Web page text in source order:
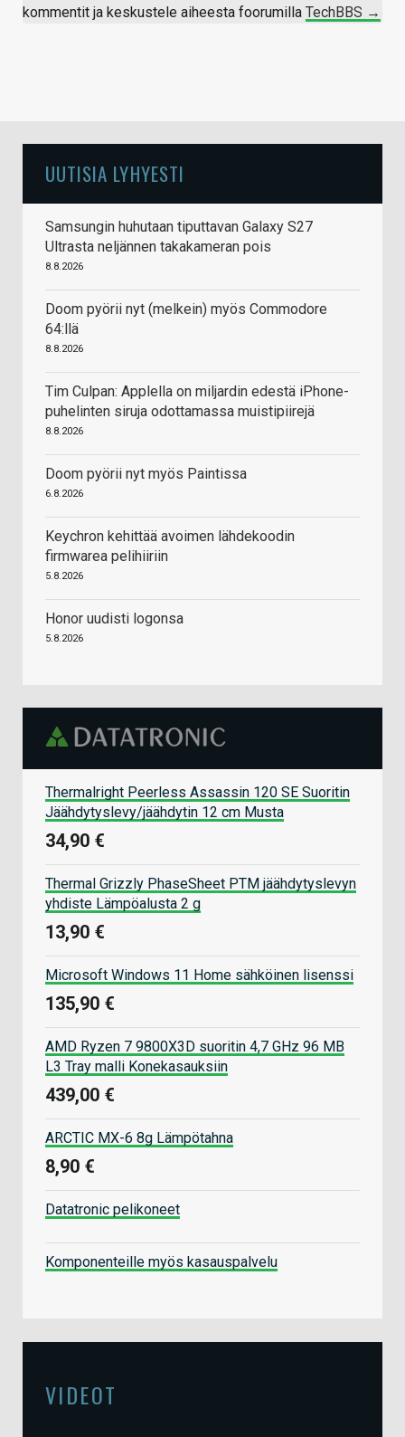
kommentit ja keskustele aiheesta foorumilla TechBBS →
UUTISIA LYHYESTI
Samsungin huhutaan tiputtavan Galaxy S27
Ultrasta neljännen takakameran pois
8.8.2026
Doom pyörii nyt (melkein) myös Commodore
64:llä
8.8.2026
Tim Culpan: Applella on miljardin edestä iPhone-
puhelinten siruja odottamassa muistipiirejä
8.8.2026
Doom pyörii nyt myös Paintissa
6.8.2026
Keychron kehittää avoimen lähdekoodin
firmwarea pelihiiriin
5.8.2026
Honor uudisti logonsa
5.8.2026
Thermalright Peerless Assassin 120 SE Suoritin
Jäähdytyslevy/jäähdytin 12 cm Musta
34,90 €
Thermal Grizzly PhaseSheet PTM jäähdytyslevyn
yhdiste Lämpöalusta 2 g
13,90 €
Microsoft Windows 11 Home sähköinen lisenssi
135,90 €
AMD Ryzen 7 9800X3D suoritin 4,7 GHz 96 MB
L3 Tray malli Konekasauksiin
439,00 €
ARCTIC MX-6 8g Lämpötahna
8,90 €
Datatronic pelikoneet
Komponenteille myös kasauspalvelu
VIDEOT